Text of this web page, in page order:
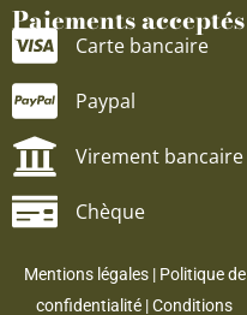
Paiements acceptés
Carte bancaire
Paypal
Virement bancaire
Chèque
Mentions légales| Politique de
confidentialité |Conditions